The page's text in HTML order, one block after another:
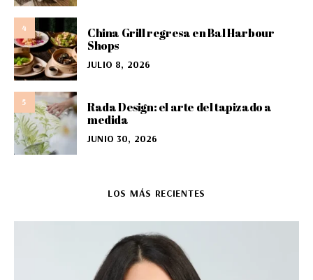
4
China Grill regresa en Bal Harbour
Shops
JULIO 8, 2026
5
Rada Design: el arte del tapizado a
medida
JUNIO 30, 2026
LOS MÁS RECIENTES